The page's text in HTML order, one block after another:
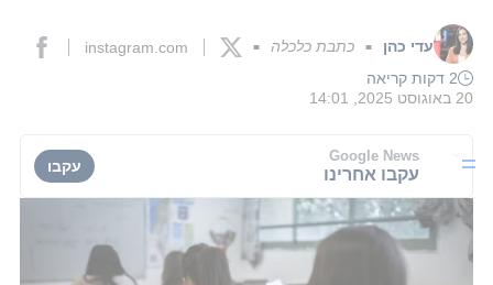
עדי כהן ■ כתבת כלכלה ■
instagram.com
2 דקות קריאה
20 באוגוסט 2025, 14:01
Google News
עקבו אחרינו עקבו